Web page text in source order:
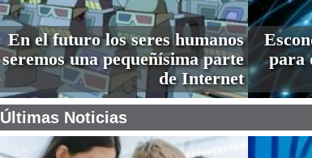
En el futuro los seres humanos
seremos una pequeñísima parte
de Internet
para
Últimas Noticias